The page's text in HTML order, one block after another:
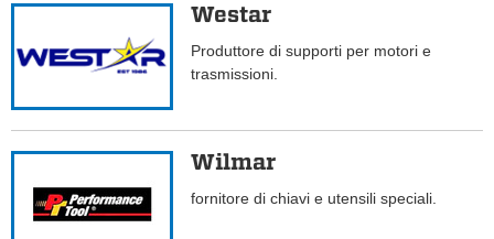
Westar
Produttore di supporti per motori e
trasmissioni.
Wilmar
fornitore di chiavi e utensili speciali.